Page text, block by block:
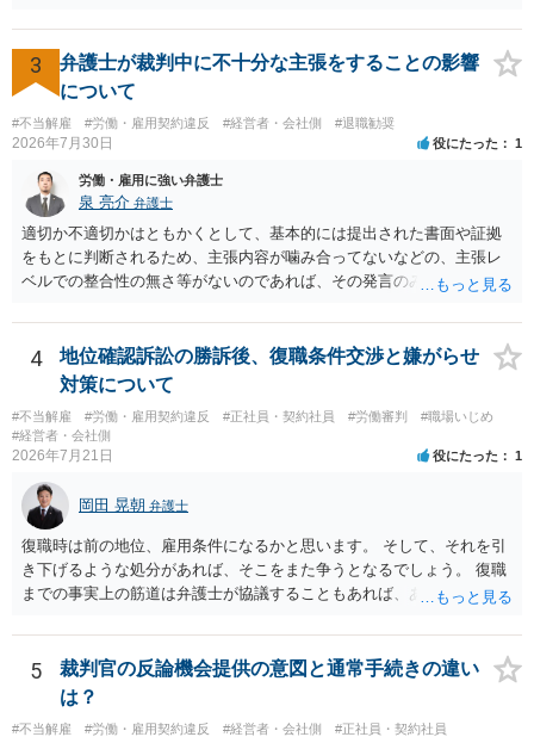
しいかもしれませんが）賃金などの労働債権は他の債務より優先して
支払われます。ただし支払までにかなり時間がかかるでしょう。 さら
に、「独立行政法人労働者健康安全機構 」という公的機関が未払賃金
の立替事業を行っています。詳しくは、同機構の＜未払賃金立替払相
談コーナー＞ TEL 044-431-8663 相談時間：土日祝日を除く9:15～1
7:00 に相談してみてください。同じように未払となった他の従業員の
方がいれば一緒に相談してみるといいでしょう。
3
弁護士が裁判中に不十分な主張をすることの影響
について
#不当解雇 #労働・雇用契約違反 #経営者・会社側 #退職勧奨
2026年7月30日 役にたった 1
労働・雇用に強い弁護士
泉 亮介 弁護士
適切か不適切かはともかくとして、基本的には提出された書面や証拠
をもとに判断されるため、主張内容が噛み合ってないなどの、主張レ
ベルでの整合性の無さ等がないのであれば、その発言のみで大きく不
4
地位確認訴訟の勝訴後、復職条件交渉と嫌がらせ
対策について
#不当解雇 #労働・雇用契約違反 #正社員・契約社員 #労働審判
#職場いじめ
#経営者・会社側
2026年7月21日 役にたった 1
岡田 晃朝 弁護士
復職時は前の地位、雇用条件になるかと思います。 そして、それを引
き下げるような処分があれば、そこをまた争うとなるでしょう。 復職
までの事実上の筋道は弁護士が協議することもあれば、あなたがご自
ょうから、別途費用が発生することもありますが、出勤日時の設定く
らいならサービスでしてくれるかもしれません。
5
裁判官の反論機会提供の意図と通常手続きの違い
は？
#不当解雇 #労働・雇用契約違反 #経営者・会社側 #正社員・契約社員